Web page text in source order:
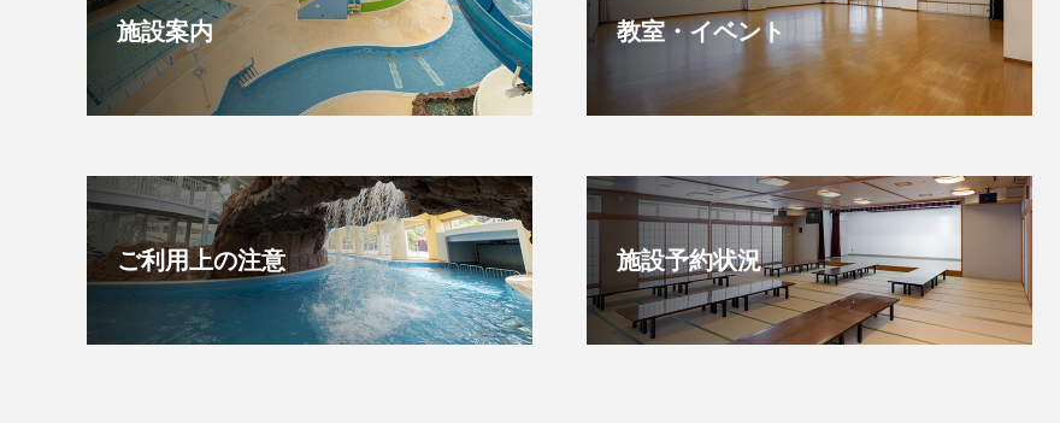
施設案内 教室・イベント
ご利用上の注意 施設予約状況